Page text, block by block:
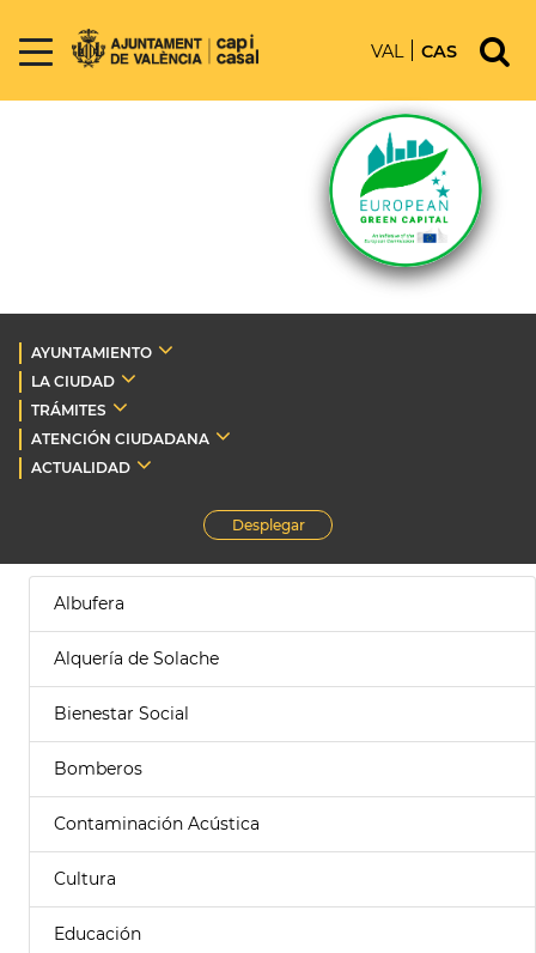
VAL CAS
AYUNTAMIENTO
LA CIUDAD
TRÁMITES
ATENCIÓN CIUDADANA
ACTUALIDAD
Desplegar
Albufera
Alquería de Solache
Bienestar Social
Bomberos
Contaminación Acústica
Cultura
Educación